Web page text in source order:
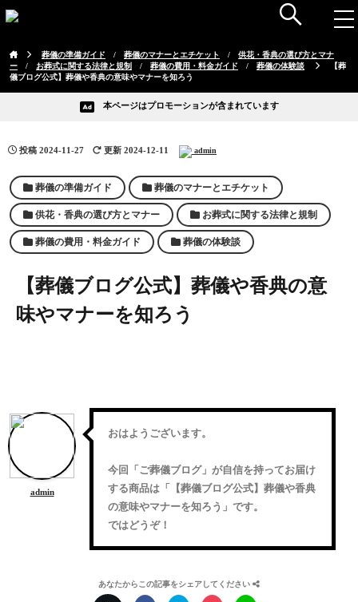
葬儀の準備ガイド / 葬儀のマナーとエチケット / 供花・香典の選び方とマナ
ー / お葬式に関する法律と規制 / 葬儀の費用・料金ガイド / 葬儀の体験談
【葬
儀ブログ公式】葬儀や香典の意味やマナーを知ろう
本ページはプロモーションが含まれています
投稿 2024-11-27 更新 2024-12-11 admin
葬儀の準備ガイド 葬儀のマナーとエチケット
供花・香典の選び方とマナー お葬式に関する法律と規制
葬儀の費用・料金ガイド 葬儀の体験談
【葬儀ブログ公式】葬儀や香典の意
味やマナーを知ろう
admin
おはようございます。
今回「 ご葬儀ブログ」が自信を持ってお届け
する商品は「
【葬儀ブログ公式】葬儀や香典
の意味やマナーを知ろう 」です。
ではどうぞ！
あなたからこの記事をシェアしてください